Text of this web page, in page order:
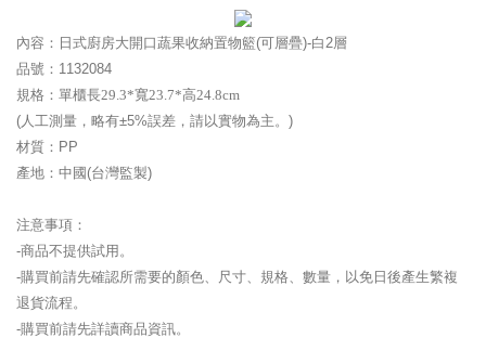
內容： 日式廚房大開口蔬果收納置物籃(可層疊)-白2層
品號： 1132084
規格： 單櫃長29.3*寬23.7*高24.8cm
(人工測量，略有±5%誤差，請以實物為主。)
材質：PP
產地：中國(台灣監製)
注意事項：
-商品不提供試用。
-購買前請先確認所需要的顏色、尺寸、規格、數量，以免日後產生繁複
退貨流程。
-購買前請先詳讀商品資訊。